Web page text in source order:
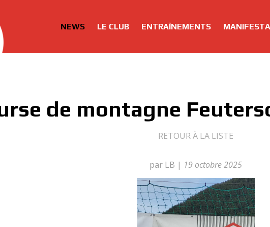
NEWS LE CLUB ENTRAÎNEMENTS
de montagne
RETOUR À LA LISTE
par LB | 19 octobre 2025